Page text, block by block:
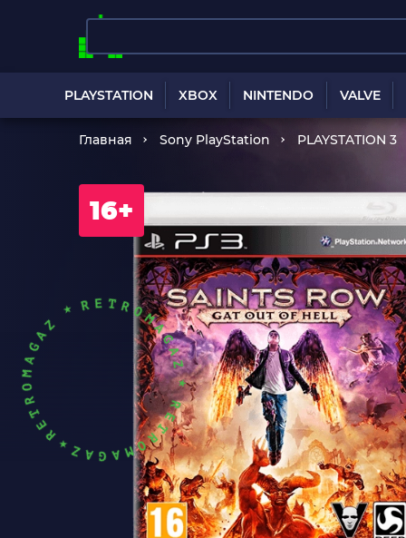
PLAYSTATION XBOX NINTENDO VALVE
Главная Sony PlayStation PLAYSTATION 3
16+